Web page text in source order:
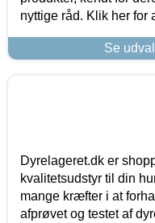
nyttige råd. Klik her for
Se
Dyrelageret.dk er
kvalitetsudstyr til din
mange kræfter i at
afprøvet og testet af